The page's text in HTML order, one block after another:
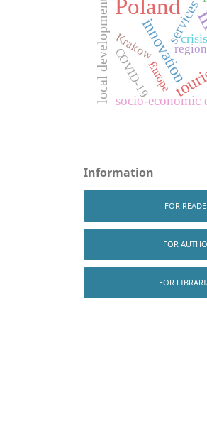
Poland
innovation
services
local development socio-economic
crisis
Krakow
COVID-19 region
Europe
Information
FOR
FOR
FOR